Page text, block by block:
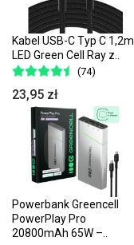
Kabel USB-C Typ C 1,2m
LED Green Cell Ray z..
(74)
23,95 zł
Powerbank Greencell
PowerPlay Pro
20800mAh 65W –..